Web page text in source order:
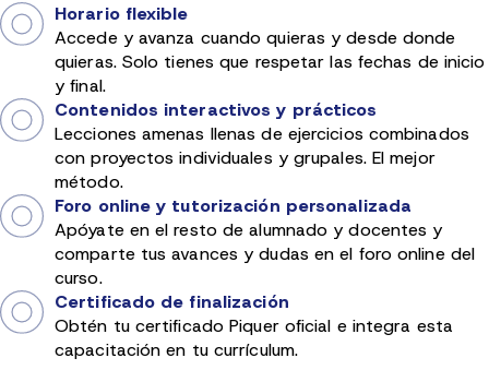
Horario flexible
Accede y avanza cuando quieras y desde donde
quieras. Solo tienes que respetar las fechas de inicio
y final.
Contenidos interactivos y prácticos
Lecciones amenas llenas de ejercicios combinados
con proyectos individuales y grupales. El mejor
método.
Foro online y tutorización personalizada
Apóyate en el resto de alumnado y docentes y
comparte tus avances y dudas en el foro online del
curso.
Certificado de finalización
Obtén tu certificado Piquer oficial e integra esta
capacitación en tu currículum.